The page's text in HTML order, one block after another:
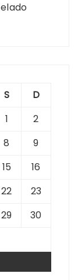
S
D
1
2
8
9
15
16
22
23
29
30